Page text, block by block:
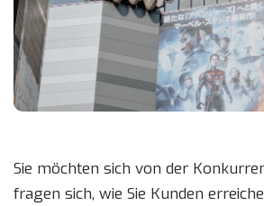
Sie möchten sich von der
fragen sich, wie Sie Kunden